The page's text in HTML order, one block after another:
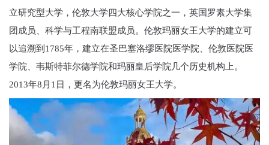
立研究型大学，伦敦大学四大核心学院之一，英国罗素大学集
团成员、科学与工程南联盟成员。伦敦玛丽女王大学的建立可
以追溯到1785年，建立在圣巴塞洛缪医院医学院、伦敦医院医
学院、韦斯特菲尔德学院和玛丽皇后学院几个历史机构上。
2013年8月1日，更名为伦敦玛丽女王大学。